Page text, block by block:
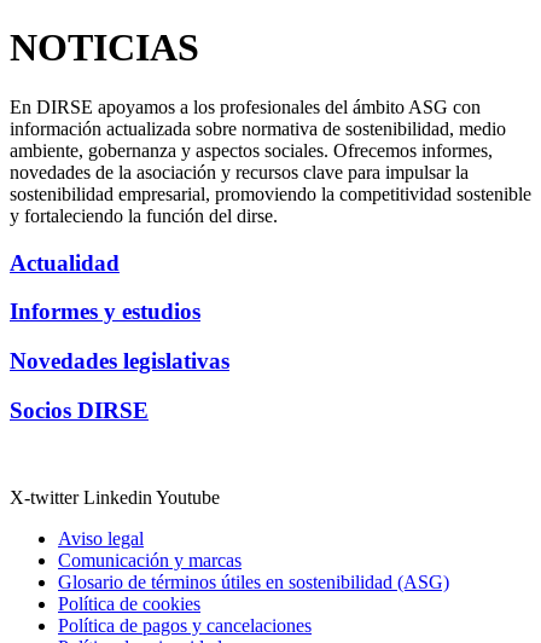
NOTICIAS
En DIRSE apoyamos a los profesionales del ámbito ASG con
información actualizada sobre normativa de sostenibilidad, medio
ambiente, gobernanza y aspectos sociales. Ofrecemos informes,
novedades de la asociación y recursos clave para impulsar la
sostenibilidad empresarial, promoviendo la competitividad sostenible
y fortaleciendo la función del dirse.
Actualidad
Informes y estudios
Novedades legislativas
Socios DIRSE
X-twitter LinkedinYoutube
Aviso legal
Comunicación y marcas
Glosario de términos útiles en sostenibilidad (ASG)
Política de cookies
Política de pagos y cancelaciones